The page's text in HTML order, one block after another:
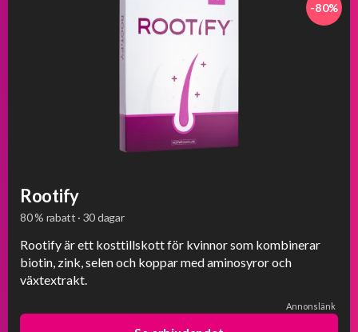
-80%
Rootify
80 % rabatt · 30 dagar
Rootify är ett kosttillskott för kvinnor som kombinerar
biotin, zink, selen och koppar med aminosyror och
växtextrakt.
Annonslänk